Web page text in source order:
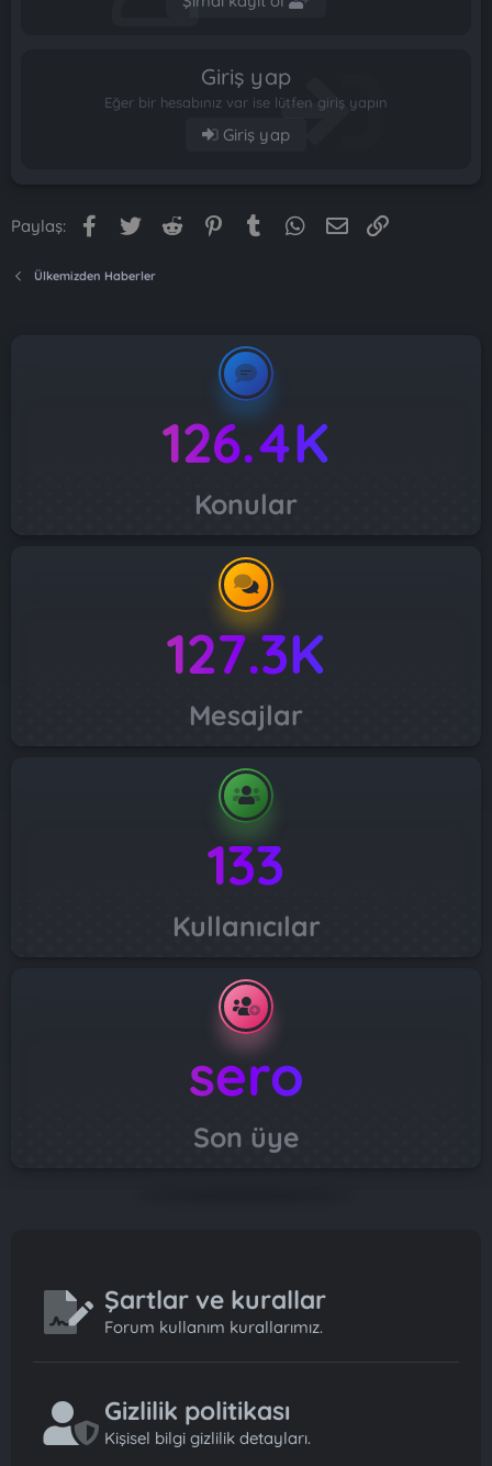
Giriş yap
Eğer bir hesabınız var ise lütfen giriş yapın
Giriş yap
Paylaş: Facebook
Twitter Reddit PinterestTumblr WhatsApp
E-posta
Ülkemizden Haberler
126.4K
Konular
127.3K
Mesajlar
133
Kullanıcılar
sero
Son üye
Şartlar ve kurallar
Forum kullanım kurallarımız.
Gizlilik politikası
Kişisel bilgi gizlilik detayları.